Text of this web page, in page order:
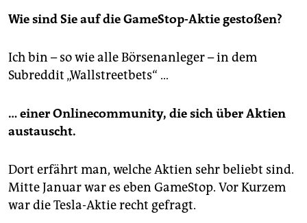
Wie sind Sie auf die Game­Stop-Aktie gestoßen?
Ich bin – so wie alle Börsenanleger – in dem
Subreddit „Wallstreetbets“ …
… einer Onlinecommunity, die sich über Aktien
austauscht.
Dort erfährt man, welche Aktien sehr beliebt sind.
Mitte Januar war es eben GameStop. Vor Kurzem
war die Tesla-Aktie recht gefragt.